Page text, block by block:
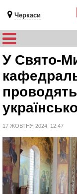
Черкаси
У Свято-
17 ЖОВТНЯ 2024, 12:47